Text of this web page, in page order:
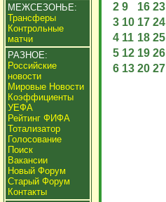
МЕЖСЕЗОНЬЕ:
Трансферы
Контрольные
матчи
РАЗНОЕ:
Российские
новости
Мировые Новости
Коэффициенты
УЕФА
Рейтинг ФИФА
Тотализатор
Голосование
Поиск
Вакансии
Новый Форум
Старый Форум
Контакты
2 9 16 23
3 10 17 24
4 11 18 25
5 12 19 26
6 13 20 27